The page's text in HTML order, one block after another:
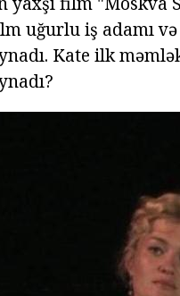
uğurlu iş adamı
Kate ilk